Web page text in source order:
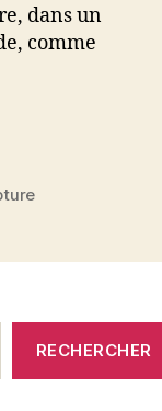
dans un
comme
RECHERCHER